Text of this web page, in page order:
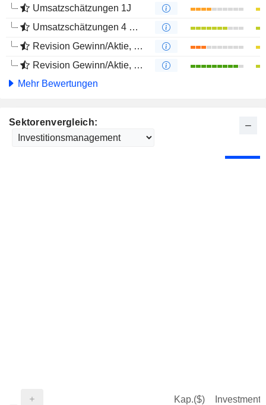
Umsatzschätzungen 1J
Umsatzschätzungen 4 Monate
Revision Gewinn/Aktie, 1 Jahr
Revision Gewinn/Aktie, 4 Monate
Mehr Bewertungen
Sektorenvergleich:
Kap.($) Investment